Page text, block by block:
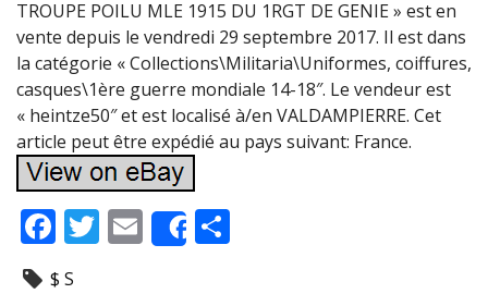
TROUPE POILU MLE 1915 DU 1RGT DE GENIE » est en
vente depuis le vendredi 29 septembre 2017. Il est dans
la catégorie « Collections\Militaria\Uniformes, coiffures,
casques\1ère guerre mondiale 14-18″. Le vendeur est
« heintze50″ et est localisé à/en VALDAMPIERRE. Cet
article peut être expédié au pays suivant: France.
F
ac
e
T E
m
Share
$ S